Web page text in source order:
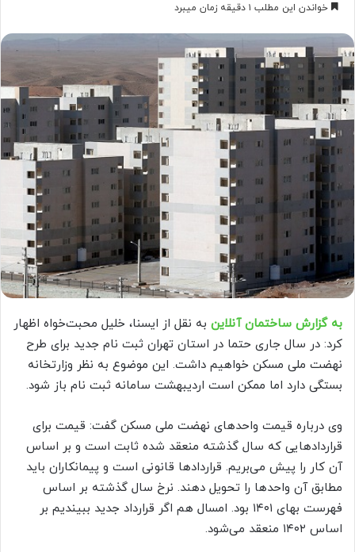
خواندن این مطلب ۱ دقیقه زمان میبرد
به گزارش ساختمان آنلاین به نقل از ایسنا، خلیل محبت‌خواه اظهار
کرد: در سال جاری حتما در استان تهران ثبت نام جدید برای طرح
نهضت ملی مسکن خواهیم داشت. این موضوع به نظر وزارتخانه
بستگی دارد اما ممکن است اردیبهشت سامانه ثبت نام باز شود.
وی درباره قیمت واحدهای نهضت ملی مسکن گفت: قیمت برای
قراردادهایی که سال گذشته منعقد شده ثابت است و بر اساس
آن کار را پیش می‌بریم. قراردادها قانونی است و پیمانکاران باید
مطابق آن واحدها را تحویل دهند. نرخ سال گذشته بر اساس
فهرست بهای ۱۴۰۱ بود. امسال هم اگر قرارداد جدید ببیندیم بر
اساس ۱۴۰۲ منعقد می‌شود.